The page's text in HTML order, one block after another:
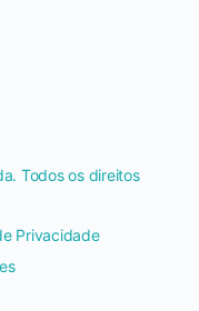
Todos os direitos
Privacidade